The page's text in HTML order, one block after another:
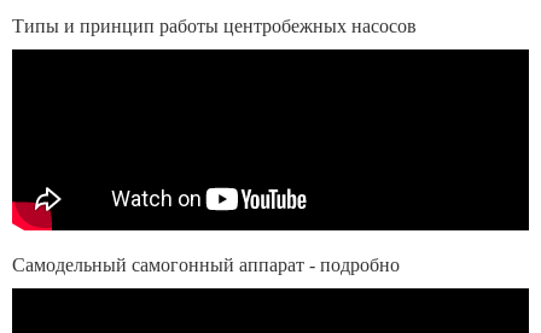
Типы и принцип работы центробежных насосов
Самодельный самогонный аппарат - подробно